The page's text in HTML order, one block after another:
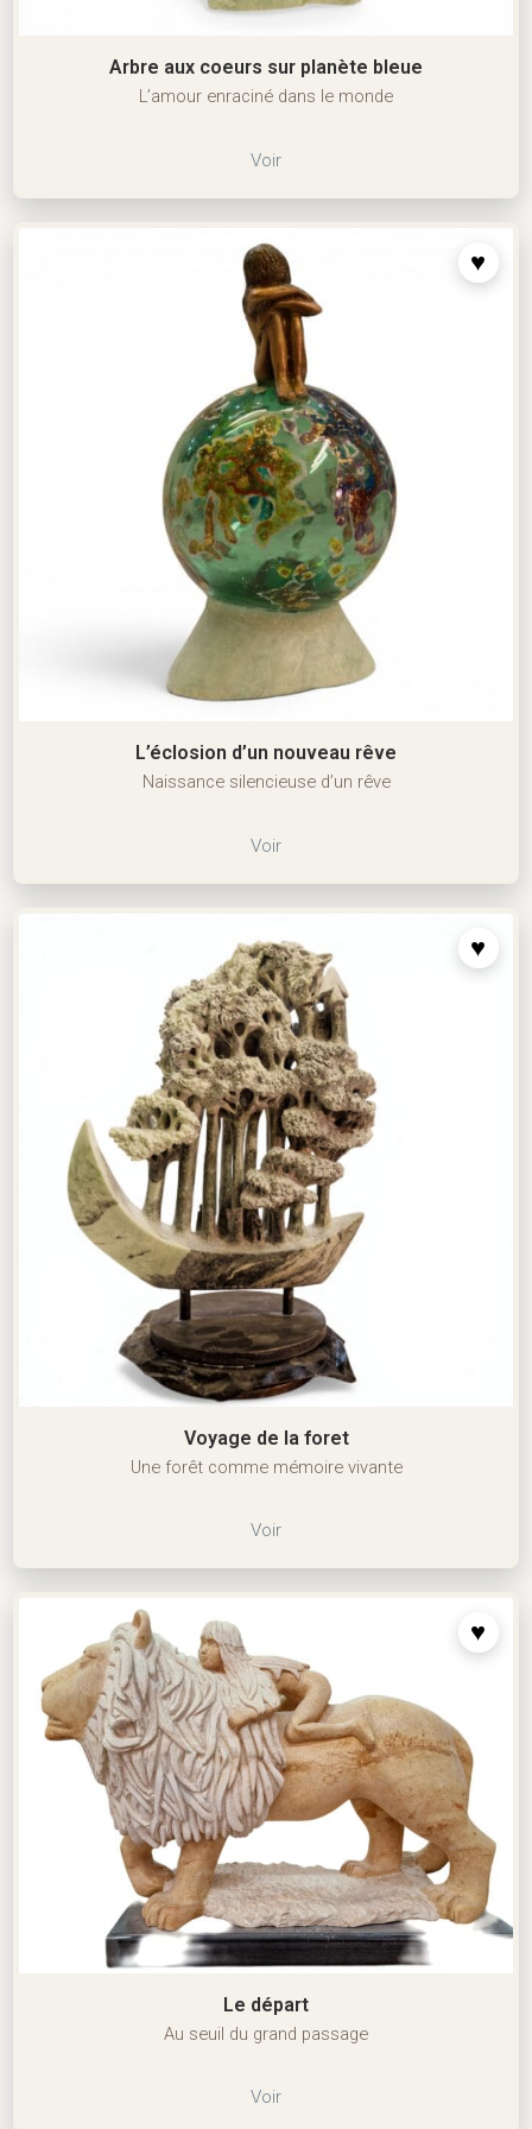
Arbre aux coeurs sur planète bleue
L’amour enraciné dans le monde
Voir
L’éclosion d’un nouveau rêve
Naissance silencieuse d’un rêve
Voir
Voyage de la foret
Une forêt comme mémoire vivante
Voir
Le départ
Au seuil du grand passage
Voir